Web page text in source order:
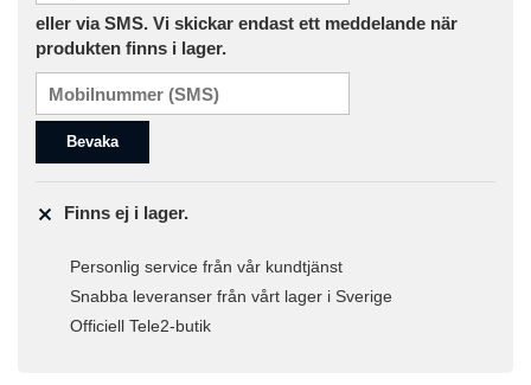
eller via SMS. Vi skickar endast ett meddelande när
produkten finns i lager.
Bevaka
Finns ej i lager.
Personlig service från vår kundtjänst
Snabba leveranser från vårt lager i Sverige
Officiell Tele2-butik